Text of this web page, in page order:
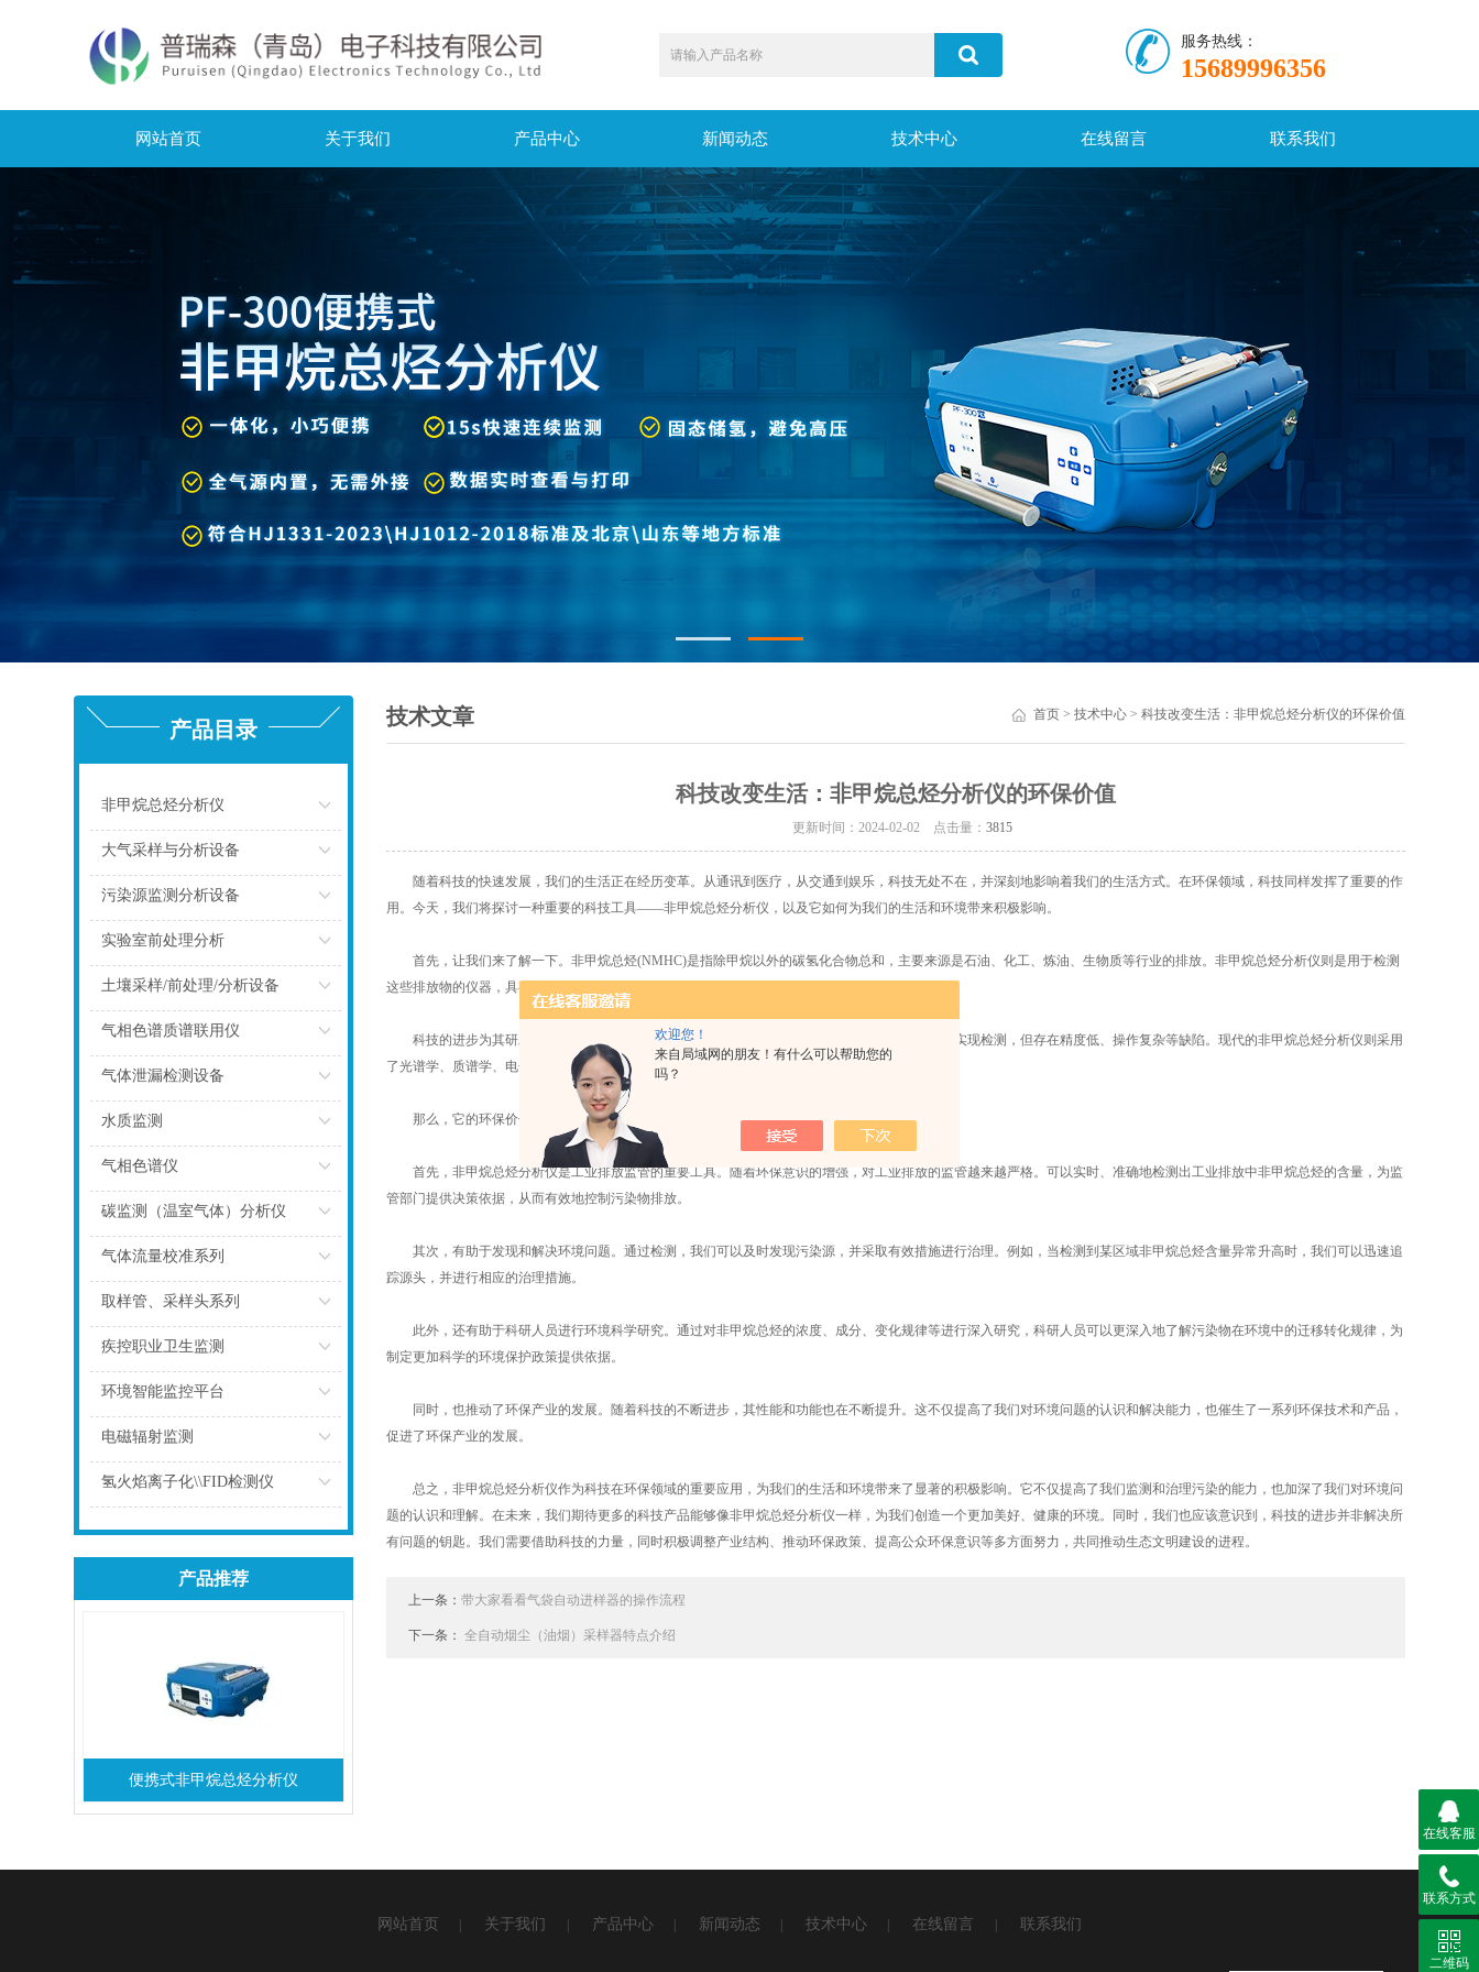
欢迎您！
来自局域网的朋友！有什么可以帮助您的
吗？
服务热线：
15689996356
网站首页 关于我们 产品中心 新闻动态 技术中心 在线留言 联系我们
产品目录
非甲烷总烃分析仪
大气采样与分析设备
污染源监测分析设备
实验室前处理分析
点击
土壤采样/前处理/分析设备
气相色谱质谱联用仪
气体泄漏检测设备
水质监测
气相色谱仪
点击
碳监测（温室气体）分析仪
气体流量校准系列
取样管、采样头系列
疾控职业卫生监测
环境智能监控平台
电磁辐射监测
点击
氢火焰离子化\\FID检测仪
产品推荐
便携式非甲烷总烃分析仪
技术文章 首页> 技术中心> 科技改变生活：非甲烷总烃分析仪的环保价值
科技改变生活：非甲烷总烃分析仪的环保价值
更新时间：2024-02-02 点击量：3815
随着科技的快速发展，我们的生活正在经历变革。从通讯到医疗，从交通到娱乐，科技无处不在，并深刻地影响着我们的生活方式。在环保领域，科技同样发挥了重要的作
用。今天，我们将探讨一种重要的科技工具——非甲烷总烃分析仪，以及它如何为我们的生活和环境带来积极影响。
首先，让我们来了解一下。非甲烷总烃(NMHC)是指除甲烷以外的碳氢化合物总和，主要来源是石油、化工、炼油、生物质等行业的排放。非甲烷总烃分析仪则是用于检测
这些排放物的仪器，具有高度的灵敏性和准确性。
科技的进步为其研发提供了可能。传统的检测方法如气相色谱法和火焰离子化检测法虽然也能实现检测，但存在精度低、操作复杂等缺陷。现代的非甲烷总烃分析仪则采用
了光谱学、质谱学、电子捕获检测等技术，大大提高了检测的精度和效率。
那么，它的环保价值在哪里呢？
首先，非甲烷总烃分析仪是工业排放监管的重要工具。随着环保意识的增强，对工业排放的监管越来越严格。可以实时、准确地检测出工业排放中非甲烷总烃的含量，为监
管部门提供决策依据，从而有效地控制污染物排放。
其次，有助于发现和解决环境问题。通过检测，我们可以及时发现污染源，并采取有效措施进行治理。例如，当检测到某区域非甲烷总烃含量异常升高时，我们可以迅速追
踪源头，并进行相应的治理措施。
此外，还有助于科研人员进行环境科学研究。通过对非甲烷总烃的浓度、成分、变化规律等进行深入研究，科研人员可以更深入地了解污染物在环境中的迁移转化规律，为
制定更加科学的环境保护政策提供依据。
同时，也推动了环保产业的发展。随着科技的不断进步，其性能和功能也在不断提升。这不仅提高了我们对环境问题的认识和解决能力，也催生了一系列环保技术和产品，
促进了环保产业的发展。
总之，非甲烷总烃分析仪作为科技在环保领域的重要应用，为我们的生活和环境带来了显著的积极影响。它不仅提高了我们监测和治理污染的能力，也加深了我们对环境问
题的认识和理解。在未来，我们期待更多的科技产品能够像非甲烷总烃分析仪一样，为我们创造一个更加美好、健康的环境。同时，我们也应该意识到，科技的进步并非解决所
有问题的钥匙。我们需要借助科技的力量，同时积极调整产业结构、推动环保政策、提高公众环保意识等多方面努力，共同推动生态文明建设的进程。
上一条：带大家看看气袋自动进样器的操作流程
下一条：全自动烟尘（油烟）采样器特点介绍
网站首页 关于我们 产品中心 新闻动态 技术中心 在线留言 联系我们
在线客服
联系方式
二维码